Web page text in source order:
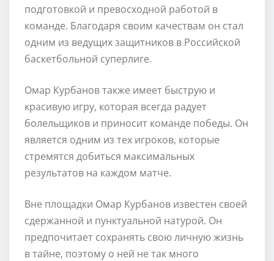
подготовкой и превосходной работой в
команде. Благодаря своим качествам он стал
одним из ведущих защитников в Российской
баскетбольной суперлиге.
Омар Курбанов также имеет быструю и
красивую игру, которая всегда радует
болельщиков и приносит команде победы. Он
является одним из тех игроков, которые
стремятся добиться максимальных
результатов на каждом матче.
Вне площадки Омар Курбанов известен своей
сдержанной и пунктуальной натурой. Он
предпочитает сохранять свою личную жизнь
в тайне, поэтому о ней не так много